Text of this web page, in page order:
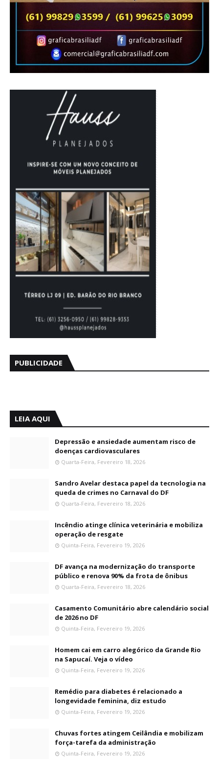
PUBLICIDADE
LEIA AQUI
Depressão e ansiedade aumentam risco de
doenças cardiovasculares
Quarta-Feira, Fevereiro 18, 2026
Sandro Avelar destaca papel da tecnologia na
queda de crimes no Carnaval do DF
Quarta-Feira, Fevereiro 18, 2026
Incêndio atinge clínica veterinária e mobiliza
operação de resgate
Quinta-Feira, Fevereiro 19, 2026
DF avança na modernização do transporte
público e renova 90% da frota de ônibus
Quarta-Feira, Fevereiro 18, 2026
Casamento Comunitário abre calendário social
de 2026 no DF
Quinta-Feira, Fevereiro 19, 2026
Homem cai em carro alegórico da Grande Rio
na Sapucaí. Veja o vídeo
Quinta-Feira, Fevereiro 19, 2026
Remédio para diabetes é relacionado a
longevidade feminina, diz estudo
Quinta-Feira, Fevereiro 19, 2026
Chuvas fortes atingem Ceilândia e mobilizam
força-tarefa da administração
Quinta-Feira, Fevereiro 19, 2026